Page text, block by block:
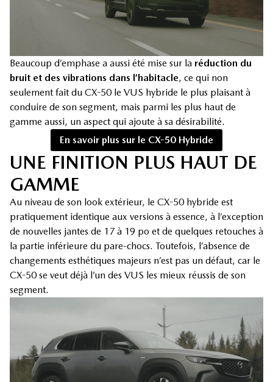
Beaucoup d’emphase a aussi été mise sur la réduction du
bruit et des vibrations dans l’habitacle, ce qui non
seulement fait du CX-50 le VUS hybride le plus plaisant à
conduire de son segment, mais parmi les plus haut de
gamme aussi, un aspect qui ajoute à sa désirabilité.
En savoir plus sur le CX-50 Hybride
UNE FINITION PLUS HAUT DE
GAMME
Au niveau de son look extérieur, le CX-50 hybride est
pratiquement identique aux versions à essence, à l’exception
de nouvelles jantes de 17 à 19 po et de quelques retouches à
la partie inférieure du pare-chocs. Toutefois, l’absence de
changements esthétiques majeurs n’est pas un défaut, car le
CX-50 se veut déjà l’un des VUS les mieux réussis de son
segment.